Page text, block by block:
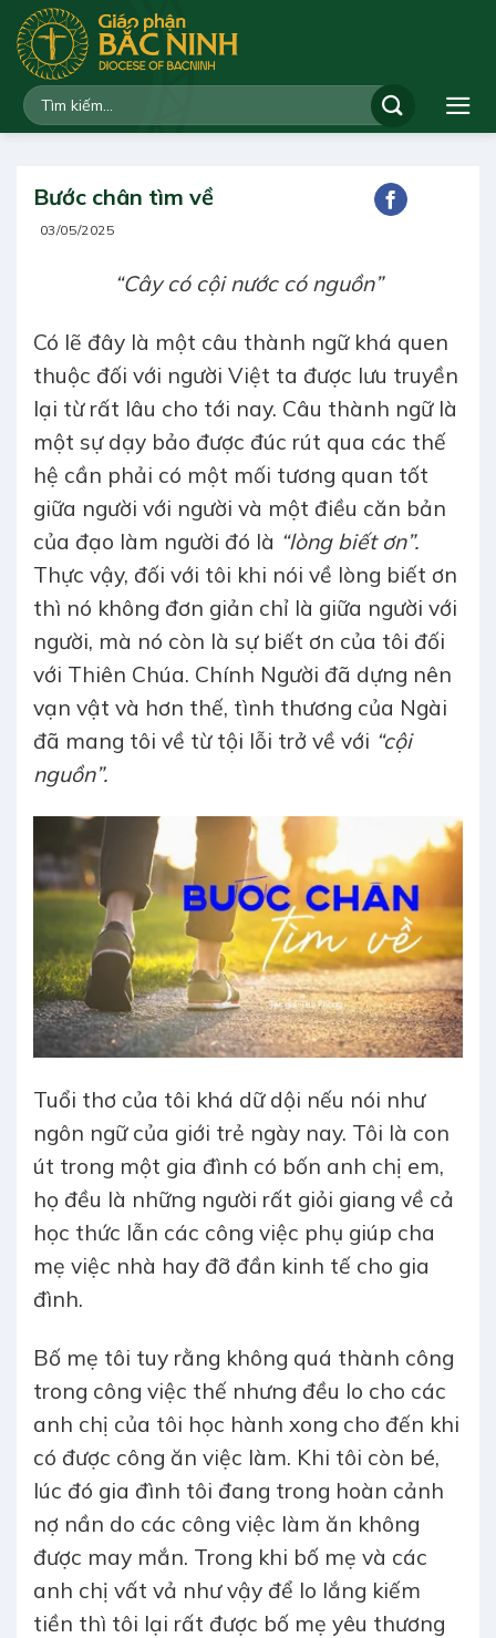
qua
dung
Bước chân tìm về
03/05/2025
“Cây có cội nước có nguồn”
Có lẽ đây là một câu thành ngữ khá quen
thuộc đối với người Việt ta được lưu truyền
lại từ rất lâu cho tới nay. Câu thành ngữ là
một sự dạy bảo được đúc rút qua các thế
hệ cần phải có một mối tương quan tốt
giữa người với người và một điều căn bản
của đạo làm người đó là “lòng biết ơn”.
Thực vậy, đối với tôi khi nói về lòng biết ơn
thì nó không đơn giản chỉ là giữa người với
người, mà nó còn là sự biết ơn của tôi đối
với Thiên Chúa. Chính Người đã dựng nên
vạn vật và hơn thế, tình thương của Ngài
đã mang tôi về từ tội lỗi trở về với “cội
nguồn”.
Tuổi thơ của tôi khá dữ dội nếu nói như
ngôn ngữ của giới trẻ ngày nay. Tôi là con
út trong một gia đình có bốn anh chị em,
họ đều là những người rất giỏi giang về cả
học thức lẫn các công việc phụ giúp cha
mẹ việc nhà hay đỡ đần kinh tế cho gia
đình.
Bố mẹ tôi tuy rằng không quá thành công
trong công việc thế nhưng đều lo cho các
anh chị của tôi học hành xong cho đến khi
có được công ăn việc làm. Khi tôi còn bé,
lúc đó gia đình tôi đang trong hoàn cảnh
nợ nần do các công việc làm ăn không
được may mắn. Trong khi bố mẹ và các
anh chị vất vả như vậy để lo lắng kiếm
tiền thì tôi lại rất được bố mẹ yêu thương